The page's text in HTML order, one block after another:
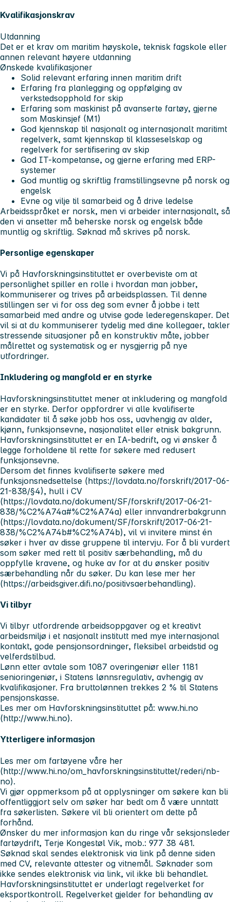
Kvalifikasjonskrav
Utdanning
Det er et krav om maritim høyskole, teknisk fagskole eller
annen relevant høyere utdanning
Ønskede kvalifikasjoner
Solid relevant erfaring innen maritim drift
Erfaring fra planlegging og oppfølging av
verkstedsopphold for skip
Erfaring som maskinist på avanserte fartøy, gjerne
som Maskinsjef (M1)
God kjennskap til nasjonalt og internasjonalt maritimt
regelverk, samt kjennskap til klasseselskap og
regelverk for sertifisering av skip
God IT-kompetanse, og gjerne erfaring med ERP-
systemer
God muntlig og skriftlig framstillingsevne på norsk og
engelsk
Evne og vilje til samarbeid og å drive ledelse
Arbeidsspråket er norsk, men vi arbeider internasjonalt, så
den vi ansetter må beherske norsk og engelsk både
muntlig og skriftlig. Søknad må skrives på norsk.
Personlige egenskaper
Vi på Havforskningsinstituttet er overbeviste om at
personlighet spiller en rolle i hvordan man jobber,
kommuniserer og trives på arbeidsplassen. Til denne
stillingen ser vi for oss deg som evner å jobbe i tett
samarbeid med andre og utvise gode lederegenskaper. Det
vil si at du kommuniserer tydelig med dine kollegaer, takler
stressende situasjoner på en konstruktiv måte, jobber
målrettet og systematisk og er nysgjerrig på nye
utfordringer.
Inkludering og mangfold er en styrke
Havforskningsinstituttet mener at inkludering og mangfold
er en styrke. Derfor oppfordrer vi alle kvalifiserte
kandidater til å søke jobb hos oss, uavhengig av alder,
kjønn, funksjonsevne, nasjonalitet eller etnisk bakgrunn.
Havforskningsinstituttet er en IA-bedrift, og vi ønsker å
legge forholdene til rette for søkere med redusert
funksjonsevne.
Dersom det finnes kvalifiserte søkere med
funksjonsnedsettelse (https://lovdata.no/forskrift/2017-06-
21-838/§4), hull i CV
(https://lovdata.no/dokument/SF/forskrift/2017-06-21-
838/%C2%A74a#%C2%A74a) eller innvandrerbakgrunn
(https://lovdata.no/dokument/SF/forskrift/2017-06-21-
838/%C2%A74b#%C2%A74b), vil vi invitere minst én
søker i hver av disse gruppene til intervju. For å bli vurdert
som søker med rett til positiv særbehandling, må du
oppfylle kravene, og huke av for at du ønsker positiv
særbehandling når du søker. Du kan lese mer her
(https://arbeidsgiver.difi.no/positivsaerbehandling).
Vi tilbyr
Vi tilbyr utfordrende arbeidsoppgaver og et kreativt
arbeidsmiljø i et nasjonalt institutt med mye internasjonal
kontakt, gode pensjonsordninger, fleksibel arbeidstid og
velferdstilbud.
Lønn etter avtale som 1087 overingeniør eller 1181
senioringeniør, i Statens lønnsregulativ, avhengig av
kvalifikasjoner. Fra bruttolønnen trekkes 2 % til Statens
pensjonskasse.
Les mer om Havforskningsinstituttet på: www.hi.no
(http://www.hi.no).
Ytterligere informasjon
Les mer om fartøyene våre her
(http://www.hi.no/om_havforskningsinstituttet/rederi/nb-
no).
Vi gjør oppmerksom på at opplysninger om søkere kan bli
offentliggjort selv om søker har bedt om å være unntatt
fra søkerlisten. Søkere vil bli orientert om dette på
forhånd.
Ønsker du mer informasjon kan du ringe vår seksjonsleder
fartøydrift, Terje Kongestøl Vik, mob.: 977 38 481.
Søknad skal sendes elektronisk via link på denne siden
med CV, relevante attester og vitnemål. Søknader som
ikke sendes elektronisk via link, vil ikke bli behandlet.
Havforskningsinstituttet er underlagt regelverket for
eksportkontroll. Regelverket gjelder for behandling av